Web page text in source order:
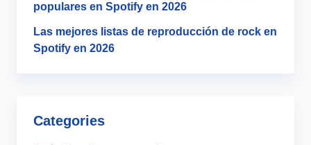
populares en Spotify en 2026
Las mejores listas de reproducción de rock en
Spotify en 2026
Categories